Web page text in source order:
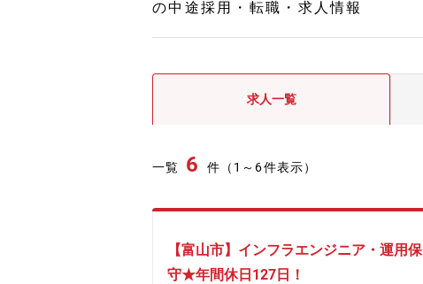
の中途採用・転職・求人情報
求人一覧
一覧 6 件（1～6件表示）
【富山市】インフラエンジニア・運用保
守★年間休日127日！